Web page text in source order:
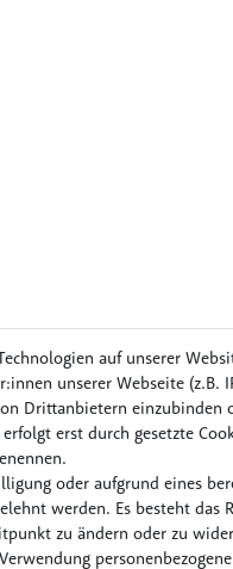
auf unserer
unserer Webseite (z.B.
Drittanbietern einzubinden
erst durch gesetzte
oder aufgrund eines
werden. Es besteht das
zu ändern oder zu